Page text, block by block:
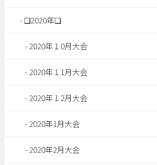
❏2020年❏
2020年１0月大会
2020年１1月大会
2020年１2月大会
2020年1月大会
2020年2月大会